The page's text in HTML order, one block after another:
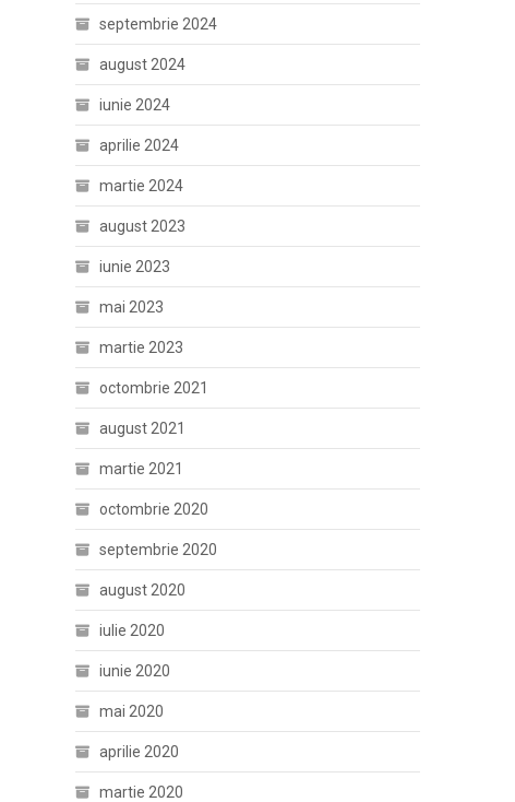
septembrie 2024
august 2024
iunie 2024
aprilie 2024
martie 2024
august 2023
iunie 2023
mai 2023
martie 2023
octombrie 2021
august 2021
martie 2021
octombrie 2020
septembrie 2020
august 2020
iulie 2020
iunie 2020
mai 2020
aprilie 2020
martie 2020